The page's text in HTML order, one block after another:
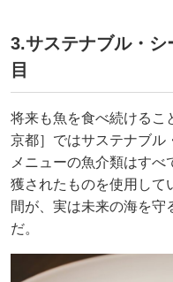
3.サステナブル・
目
将来も魚を食べ続けるこ
京都］ではサステナブル
メニューの魚介類はす
獲されたものを使用して
間が、実は未来の海を守
だ。